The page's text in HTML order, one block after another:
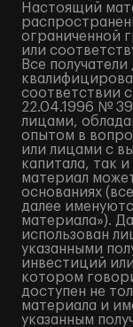
Настоящий
ограниченной
или
Все
соответствии
22.04.1996 №
лицами,
опытом в
или лицами с
капитала, так
материал
основаниях
далее
материала»).
использован
указанными
инвестиций
котором
доступен не
материала и
указанным